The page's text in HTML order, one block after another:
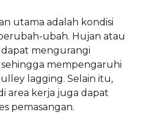
utama adalah kondisi
ubah. Hujan atau
mengurangi
mempengaruhi
lagging. Selain itu,
area kerja juga dapat
pemasangan.